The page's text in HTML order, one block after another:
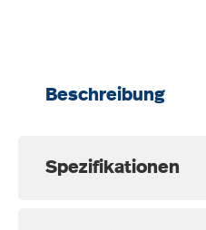
Beschreibung
Spezifikationen